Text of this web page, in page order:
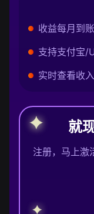
收益每月到
支持支付宝/
实时查看收
就
注册，马上激